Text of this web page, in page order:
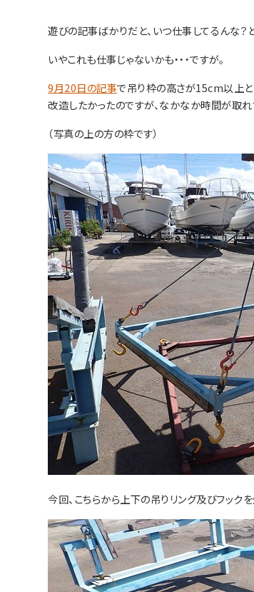
遊びの記事ばかりだと、いつ仕事してるんな？
いやこれも仕事じゃないかも・・・ですが。
9月20日の記事で吊り枠の高さが15cm以上と
改造したかったのですが、なかなか時間が取れ
（写真の上の方の枠です）
今回、こちらから上下の吊りリング及びフック